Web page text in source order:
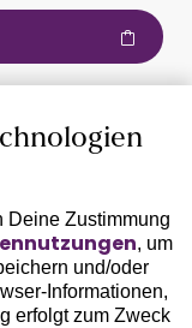
Zustimmung
, um
und/oder
Informationen,
erfolgt zum Zweck